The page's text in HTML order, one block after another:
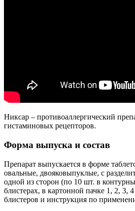
Никсар – противоаллергический
гистаминовых рецепторов.
Форма выпуска и состав
Препарат выпускается в форме
овальные, двояковыпуклые, с
одной из сторон (по 10 шт. в
блистерах, в картонной пачке 1, 2, 3,
блистеров и инструкция по